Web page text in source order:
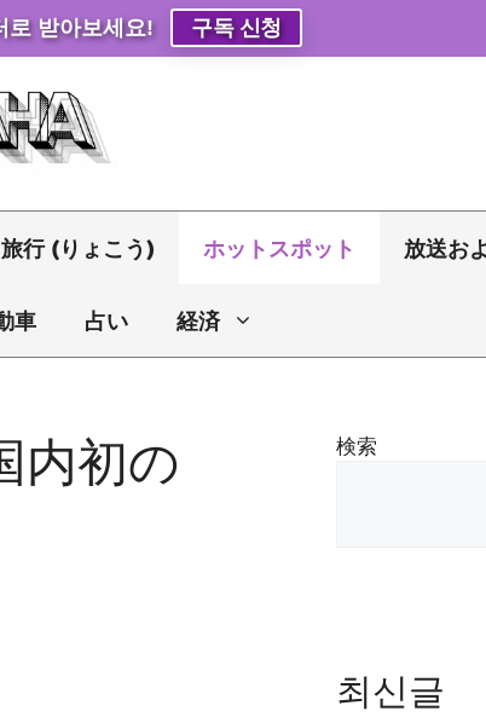
로 받아보세요! 구독 신청
旅行 (りょこう) ホットスポット 放送お
車 占い 経済
内初の
検索
최신글